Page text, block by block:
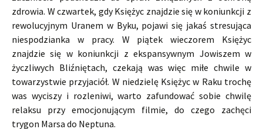
zdrowia. W czwartek, gdy Księżyc znajdzie się w koniunkcji z
rewolucyjnym Uranem w Byku, pojawi się jakaś stresująca
niespodzianka w pracy. W piątek wieczorem Księżyc
znajdzie się w koniunkcji z ekspansywnym Jowiszem w
życzliwych Bliźniętach, czekają was więc miłe chwile w
towarzystwie przyjaciół. W niedzielę Księżyc w Raku trochę
was wyciszy i rozleniwi, warto zafundować sobie chwilę
relaksu przy emocjonującym filmie, do czego zachęci
trygon Marsa do Neptuna.